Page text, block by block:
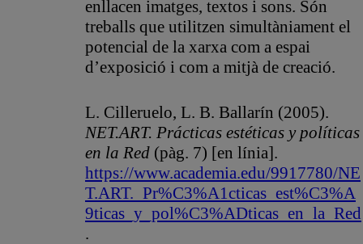
enllacen imatges, textos i sons. Són
treballs que utilitzen simultàniament el
potencial de la xarxa com a espai
d’exposició i com a mitjà de creació.
L. Cilleruelo, L. B. Ballarín (2005).
NET.ART. Prácticas estéticas y políticas
en la Red (pàg. 7) [en línia].
https://www.academia.edu/9917780/NE
T.ART._Pr%C3%A1cticas_est%C3%A
9ticas_y_pol%C3%ADticas_en_la_Red
.